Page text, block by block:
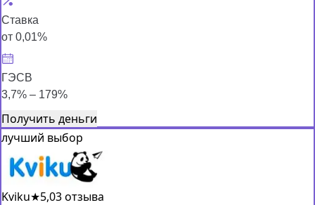
Ставка
от 0,01%
ГЭСВ
3,7% – 179%
Получить деньги
лучший выбор
Kviku★5,03 отзыва